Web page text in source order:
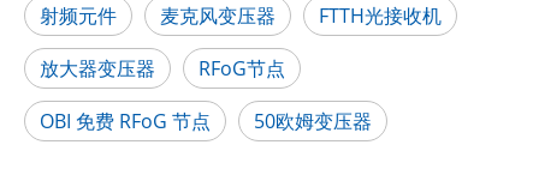
射频元件 麦克风变压器
FTTH光接收机
放大器变压器
RFoG节点
OBI 免费 RFoG 节点
50欧姆变压器